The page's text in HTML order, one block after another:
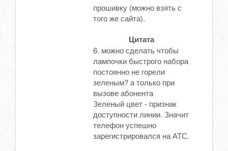
прошивку (можно взять с
того же сайта).
Цитата
6. можно сделать чтобы
лампочки быстрого набора
постоянно не горели
зеленым? а только при
вызове абонента
Зеленый цвет - признак
доступности линии. Значит
телефон успешно
зарегистрировался на АТС.